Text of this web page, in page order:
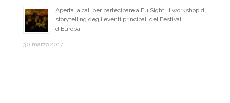
Aperta la call per partecipare a Eu Sight, il workshop di
storytelling degli eventi principali del Festival
d’Europa
30 marzo 2017